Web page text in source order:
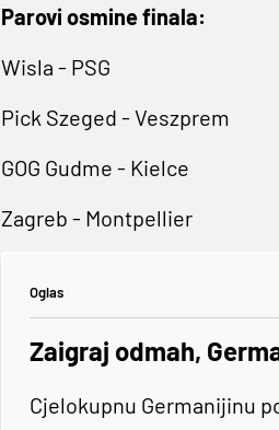
Parovi osmine finala:
Wisla - PSG
Pick Szeged - Veszprem
GOG Gudme - Kielce
Zagreb - Montpellier
Oglas
Zaigraj odmah,
Cjelokupnu Germanijinu